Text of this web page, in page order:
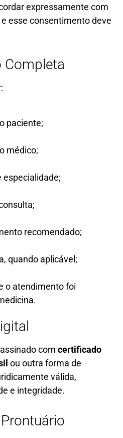
expressamente com
esse consentimento deve
Completa
paciente;
médico;
especialidade;
recomendado;
quando aplicável;
o atendimento foi
com certificado
ou outra forma de
válida,
e integridade.